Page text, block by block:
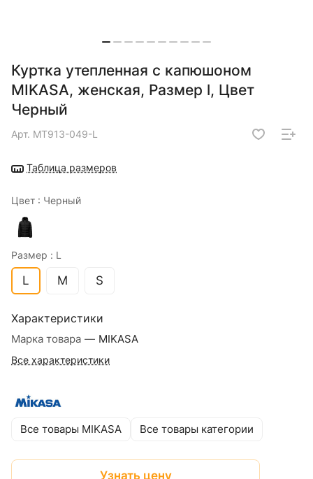
Куртка утепленная с капюшоном
MIKASA, женская, Размер l, Цвет
Черный
Арт. MT913-049-L
Таблица размеров
Цвет : Черный
Размер : L
L M S
Характеристики
Марка товара — MIKASA
Все характеристики
Все товары MIKASA Все товары категории
Узнать цену